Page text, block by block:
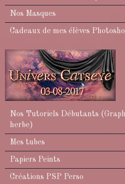
Nos Masques
Cadeaux de mes élèves Photosho
Nos Tutoriels Débutants
herbe)
Mes tubes
Papiers Peints
Créations PSP Perso